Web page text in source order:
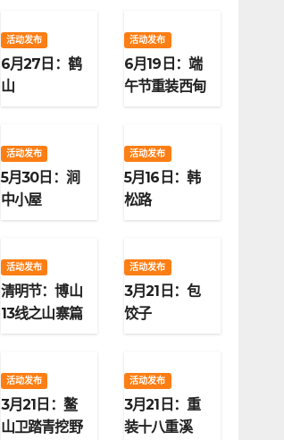
活动发布
6月27日：鹤
山
活动发布
6月19日：端
午节重装西甸
活动发布
5月30日：涧
中小屋
活动发布
5月16日：韩
松路
活动发布
清明节：博山
13线之山寨篇
活动发布
3月21日：包
饺子
活动发布
3月21日：鳌
山卫踏青挖野
活动发布
3月21日：重
装十八重溪